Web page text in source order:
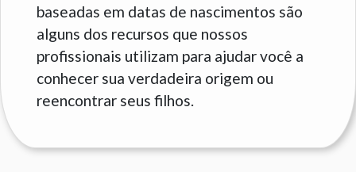
baseadas em datas de nascimentos são
alguns dos recursos que nossos
profissionais utilizam para ajudar você a
conhecer sua verdadeira origem ou
reencontrar seus filhos.